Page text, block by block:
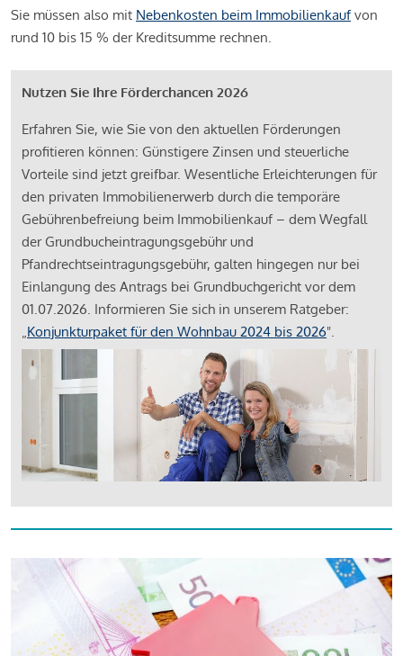
Sie müssen also mit Nebenkosten beim Immobilienkaufvon
rund 10 bis 15 % der Kreditsumme rechnen.
Nutzen Sie Ihre Förderchancen 2026
Erfahren Sie, wie Sie von den aktuellen Förderungen
profitieren können: Günstigere Zinsen und steuerliche
Vorteile sind jetzt greifbar. Wesentliche Erleichterungen für
den privaten Immobilienerwerb durch die temporäre
Gebührenbefreiung beim Immobilienkauf – dem Wegfall
der Grundbucheintragungsgebühr und
Pfandrechtseintragungsgebühr, galten hingegen nur bei
Einlangung des Antrags bei Grundbuchgericht vor dem
01.07.2026. Informieren Sie sich in unserem Ratgeber:
„Konjunkturpaket für den Wohnbau 2024 bis 2026".